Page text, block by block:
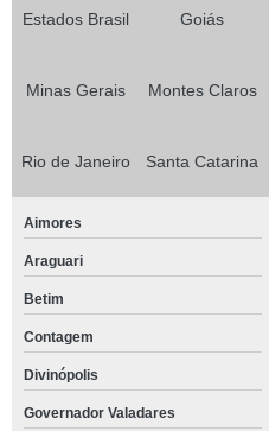
Estados Brasil Goiás
Minas Gerais Montes Claros
Rio de Janeiro Santa Catarina
Aimores
Araguari
Betim
Contagem
Divinópolis
Governador Valadares